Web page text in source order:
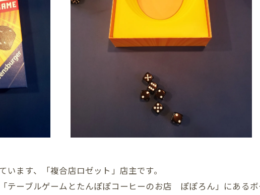
ます、「複合店ロゼット」店主です。
テーブルゲームとたんぽぽコーヒーのお店 ぽぽろん」にあるボ